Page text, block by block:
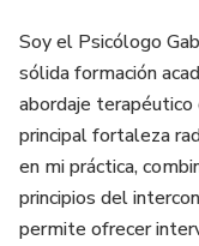
Soy el Psicólogo
sólida formación
abordaje
principal fortaleza
en mi práctica,
principios del
permite ofrecer